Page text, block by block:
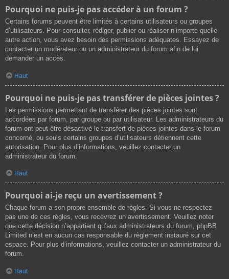
Pourquoi ne puis-je pas accéder à un forum ?
Certains forums peuvent être limités à certains utilisateurs ou groupes
d’utilisateurs. Pour consulter, rédiger, publier ou réaliser n’importe quelle
autre action, vous avez besoin des permissions adéquates. Essayez de
contacter un modérateur ou un administrateur du forum afin de lui
demander un accès.
Haut
Pourquoi ne puis-je pas transférer de pièces jointes ?
Les permissions permettant de transférer des pièces jointes sont
accordées par forum, par groupe ou par utilisateur. Les administrateurs du
forum ont peut-être désactivé le transfert de pièces jointes dans le forum
concerné, ou seuls certains groupes d’utilisateurs détiennent cette
autorisation. Pour plus d’informations, veuillez contacter un
administrateur du forum.
Haut
Pourquoi ai-je reçu un avertissement ?
Chaque forum a son propre ensemble de règles. Si vous ne respectez
pas une de ces règles, vous recevrez un avertissement. Veuillez noter
que cette décision n’appartient qu’aux administrateurs du forum, phpBB
Limited n’est en aucun cas responsable du règlement instauré sur cet
espace. Pour plus d’informations, veuillez contacter un administrateur du
forum.
Haut